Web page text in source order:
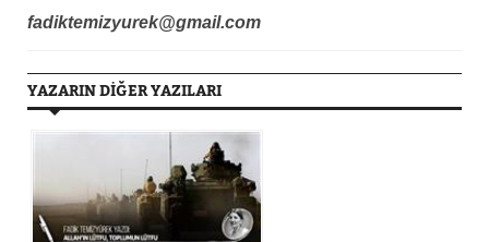
fadiktemizyurek@gmail.com
YAZARIN DİĞER YAZILARI